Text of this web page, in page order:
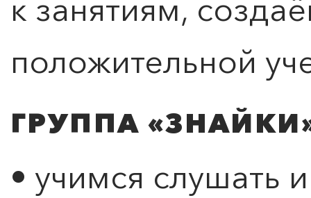
к занятиям,
положительной
ГРУППА
• учимся слушать